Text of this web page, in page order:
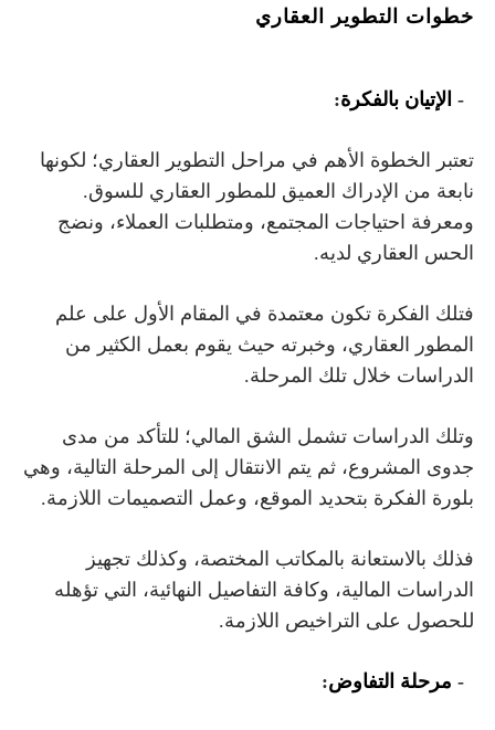
خطوات التطوير العقاري
الإتيان بالفكرة:
تعتبر الخطوة الأهم في مراحل التطوير العقاري؛ لكونها
نابعة من الإدراك العميق للمطور العقاري للسوق.
ومعرفة احتياجات المجتمع، ومتطلبات العملاء، ونضج
الحس العقاري لديه.
فتلك الفكرة تكون معتمدة في المقام الأول على علم
المطور العقاري، وخبرته حيث يقوم بعمل الكثير من
الدراسات خلال تلك المرحلة.
وتلك الدراسات تشمل الشق المالي؛ للتأكد من مدى
جدوى المشروع، ثم يتم الانتقال إلى المرحلة التالية، وهي
بلورة الفكرة بتحديد الموقع، وعمل التصميمات اللازمة.
فذلك بالاستعانة بالمكاتب المختصة، وكذلك تجهيز
الدراسات المالية، وكافة التفاصيل النهائية، التي تؤهله
للحصول على التراخيص اللازمة.
مرحلة التفاوض: